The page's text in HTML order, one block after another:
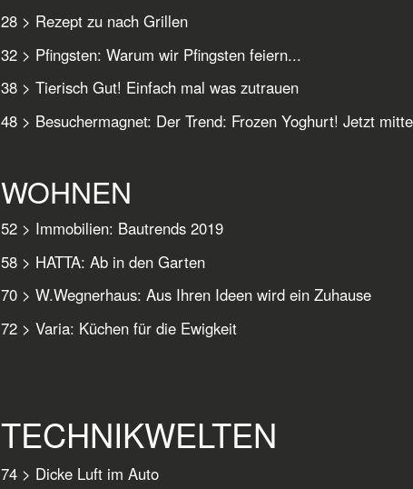
28 > Rezept zu nach Grillen
32 > Pfingsten: Warum wir Pfingsten feiern...
38 > Tierisch Gut! Einfach mal was zutrauen
48 > Besuchermagnet: Der Trend: Frozen Yoghurt! Jetzt
WOHNEN
52 > Immobilien: Bautrends 2019
58 > HATTA: Ab in den Garten
70 > W.Wegnerhaus: Aus Ihren Ideen wird ein Zuhause
72 > Varia: Küchen für die Ewigkeit
TECHNIKWELTEN
74 > Dicke Luft im Auto